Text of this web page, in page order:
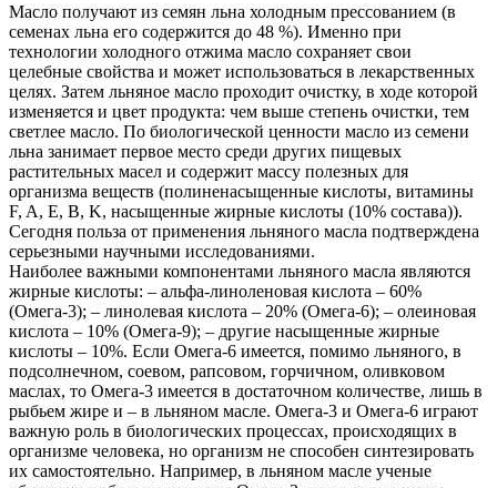
Масло получают из семян льна холодным прессованием (в
семенах льна его содержится до 48 %). Именно при
технологии холодного отжима масло сохраняет свои
целебные свойства и может использоваться в лекарственных
целях. Затем льняное масло проходит очистку, в ходе которой
изменяется и цвет продукта: чем выше степень очистки, тем
светлее масло. По биологической ценности масло из семени
льна занимает первое место среди других пищевых
растительных масел и содержит массу полезных для
организма веществ (полиненасыщенные кислоты, витамины
F, A, E, B, K, насыщенные жирные кислоты (10% состава)).
Сегодня польза от применения льняного масла подтверждена
серьезными научными исследованиями.
Наиболее важными компонентами льняного масла являются
жирные кислоты: – альфа-линоленовая кислота – 60%
(Омега-3); – линолевая кислота – 20% (Омега-6); – олеиновая
кислота – 10% (Омега-9); – другие насыщенные жирные
кислоты – 10%. Если Омега-6 имеется, помимо льняного, в
подсолнечном, соевом, рапсовом, горчичном, оливковом
маслах, то Омега-3 имеется в достаточном количестве, лишь в
рыбьем жире и – в льняном масле. Омега-3 и Омега-6 играют
важную роль в биологических процессах, происходящих в
организме человека, но организм не способен синтезировать
их самостоятельно. Например, в льняном масле ученые